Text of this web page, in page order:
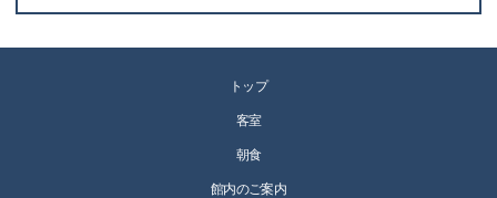
トップ
客室
朝食
館内のご案内